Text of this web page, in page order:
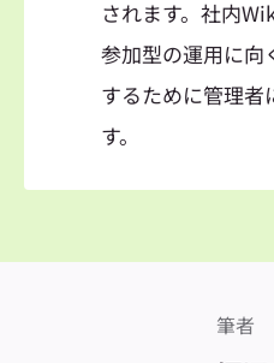
されます。社内
参加型の運用に向
するために管理者
す。
筆者